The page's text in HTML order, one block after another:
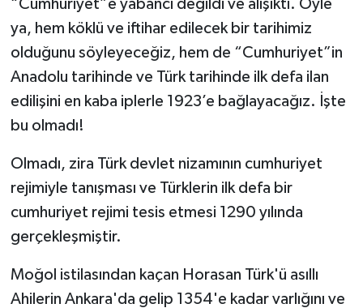
“Cumhuriyet”e yabancı değildi ve alışıktı. Öyle
ya, hem köklü ve iftihar edilecek bir tarihimiz
olduğunu söyleyeceğiz, hem de “Cumhuriyet”in
Anadolu tarihinde ve Türk tarihinde ilk defa ilan
edilişini en kaba iplerle 1923’e bağlayacağız. İşte
bu olmadı!
Olmadı, zira Türk devlet nizamının cumhuriyet
rejimiyle tanışması ve Türklerin ilk defa bir
cumhuriyet rejimi tesis etmesi 1290 yılında
gerçekleşmiştir.
Moğol istilasından kaçan Horasan Türk'ü asıllı
Ahilerin Ankara'da gelip 1354'e kadar varlığını ve